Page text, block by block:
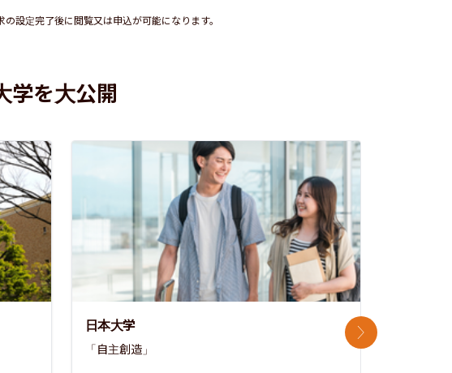
設定完了後に閲覧又は申込が可能になります。
学を大公開
日本大学
「自主創造」
次のスライド